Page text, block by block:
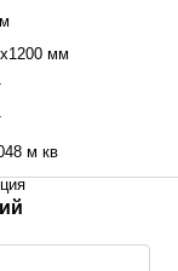
мм
м кв